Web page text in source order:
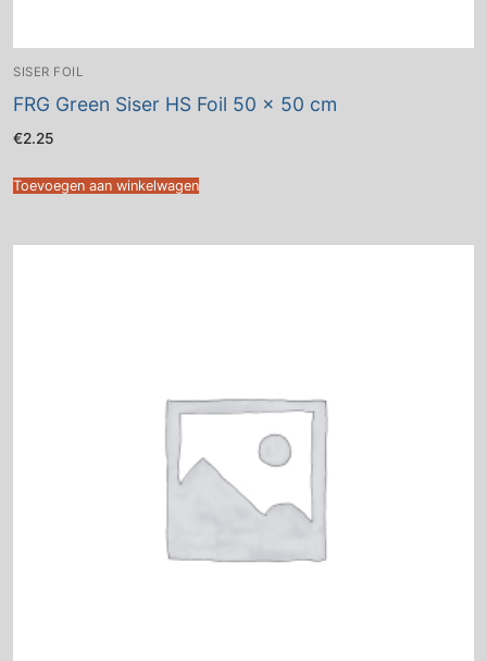
SISER FOIL
FRG Green Siser HS Foil 50 x 50 cm
€2.25
Toevoegen aan winkelwagen